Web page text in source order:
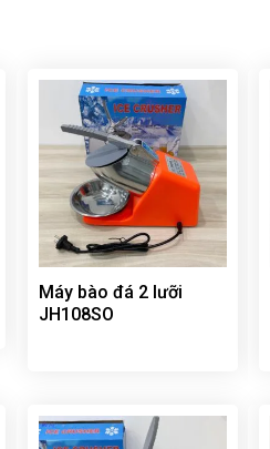
Máy bào đá 2 lưỡi
JH108SO